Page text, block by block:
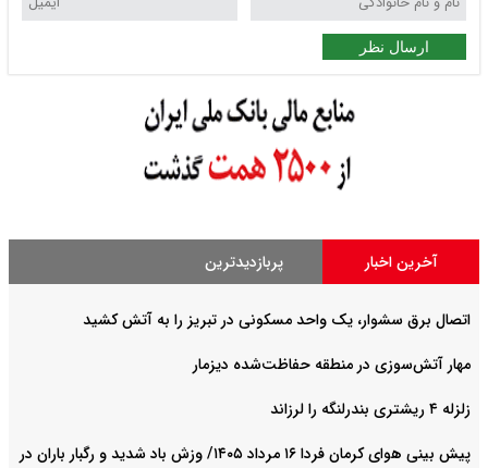
ارسال نظر
آخرین اخبار پربازدیدترین
اتصال برق سشوار، یک واحد مسکونی در تبریز را به آتش کشید
مهار آتش‌سوزی در منطقه حفاظت‌شده دیزمار
زلزله ۴ ریشتری بندرلنگه را لرزاند
پیش بینی هوای کرمان فردا ۱۶ مرداد ۱۴۰۵/ وزش باد شدید و رگبار باران در